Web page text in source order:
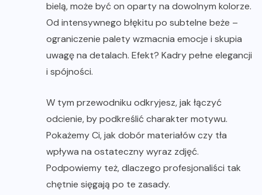
bielą, może być on oparty na dowolnym kolorze.
Od intensywnego błękitu po subtelne beże –
ograniczenie palety wzmacnia emocje i skupia
uwagę na detalach. Efekt? Kadry pełne elegancji
i spójności.
W tym przewodniku odkryjesz, jak łączyć
odcienie, by podkreślić charakter motywu.
Pokażemy Ci, jak dobór materiałów czy tła
wpływa na ostateczny wyraz zdjęć.
Podpowiemy też, dlaczego profesjonaliści tak
chętnie sięgają po te zasady.